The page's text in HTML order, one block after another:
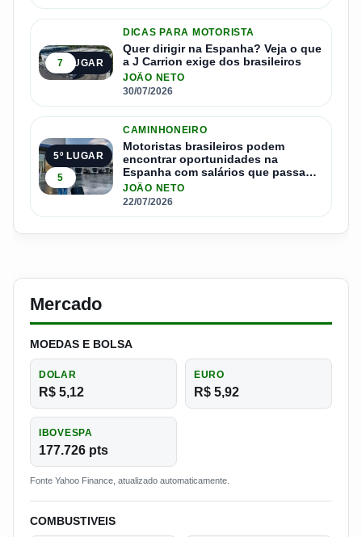
4º LUGAR
7
DICAS PARA MOTORISTA
Quer dirigir na Espanha? Veja o que
a J Carrion exige dos brasileiros
JOÃO NETO
30/07/2026
5º LUGAR
5
CAMINHONEIRO
Motoristas brasileiros podem
encontrar oportunidades na
Espanha com salários que passam
de R$ 17 mil por mês
JOÃO NETO
22/07/2026
Mercado
MOEDAS E BOLSA
DOLAR
R$ 5,12
EURO
R$ 5,92
IBOVESPA
177.726 pts
Fonte Yahoo Finance, atualizado automaticamente.
COMBUSTIVEIS